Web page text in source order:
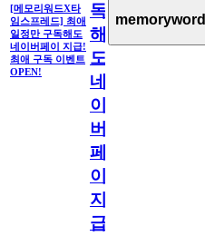
[메모리워드X타
임스프레드] 최애
일정만 구독해도
네이버페이 지급!
최애 구독 이벤트
OPEN!
독
해
도
네
이
버
페
이
지
급!
memoryword